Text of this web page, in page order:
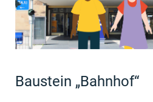
Baustein „Bahnhof“